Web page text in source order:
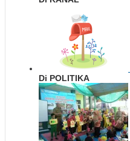
Di POLITIKA